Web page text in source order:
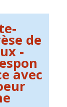
de
-
avec